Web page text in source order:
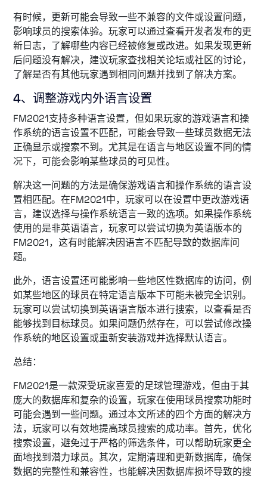
有时候，更新可能会导致一些不兼容的文件或设置问题，
影响球员的搜索体验。玩家可以通过查看开发者发布的更
新日志，了解哪些内容已经被修复或改进。如果发现更新
后问题没有解决，建议玩家查找相关论坛或社区的讨论，
了解是否有其他玩家遇到相同问题并找到了解决方案。
4、调整游戏内外语言设置
FM2021支持多种语言设置，但如果玩家的游戏语言和操
作系统的语言设置不匹配，可能会导致一些球员数据无法
正确显示或搜索不到。尤其是在语言与地区设置不同的情
况下，可能会影响某些球员的可见性。
解决这一问题的方法是确保游戏语言和操作系统的语言设
置相匹配。在FM2021中，玩家可以在设置中更改游戏语
言，建议选择与操作系统语言一致的选项。如果操作系统
使用的是非英语语言，玩家可以尝试切换为英语版本的
FM2021，这有时能解决因语言不匹配导致的数据库问
题。
此外，语言设置还可能影响一些地区性数据库的访问，例
如某些地区的球员在特定语言版本下可能未被完全识别。
玩家可以尝试切换到英语语言版本进行搜索，以查看是否
能够找到目标球员。如果问题仍然存在，可以尝试修改操
作系统的地区设置或重新安装游戏并选择默认语言。
总结：
FM2021是一款深受玩家喜爱的足球管理游戏，但由于其
庞大的数据库和复杂的设置，玩家在使用球员搜索功能时
可能会遇到一些问题。通过本文所述的四个方面的解决方
法，玩家可以有效地提高球员搜索的成功率。首先，优化
搜索设置，避免过于严格的筛选条件，可以帮助玩家更全
面地找到潜力球员。其次，定期清理和更新数据库，确保
数据的完整性和兼容性，也能解决因数据库损坏导致的搜